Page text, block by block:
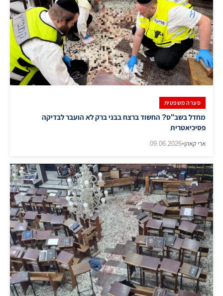
סערה משפטית
מחדל בשב"ס? החשוד ברצח בבני ברק לא הועבר לבדיקה
פסיכיאטרית
ארי קאהן•
09.06.2026